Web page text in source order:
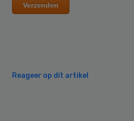
Reageer op dit artikel